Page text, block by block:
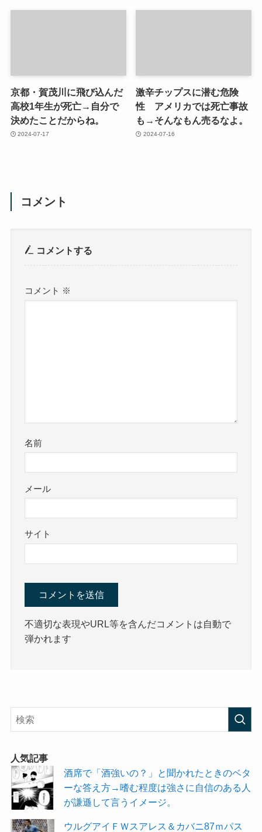
京都・賀茂川に飛び込んだ
高校1年生が死亡→自分で
決めたことだからね。
2024-07-17
激辛チップスに潜む危険
性 アメリカでは死亡事故
も→そんなもん売るなよ。
2024-07-16
コメント
コメントする
コメント ※
名前
メール
サイト
不適切な表現やURL等を含んだコメントは自動で
弾かれます
人気記事
酒席で「酒強いの？」と聞かれたときのベタ
ーな答え方→嗜む程度は強さに自信のある人
が謙遜して言うイメージ。
ウルグアイＦＷスアレス＆カバニ87ｍパス